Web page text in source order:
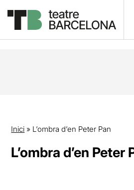
Inici » L’ombra d’en Peter Pan
L’ombra d’en Peter